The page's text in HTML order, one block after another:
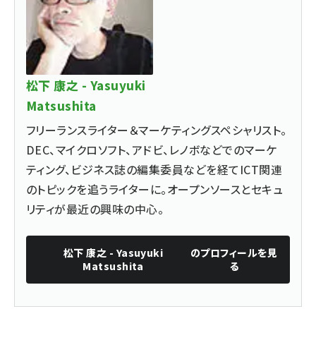
松下 康之 - Yasuyuki
Matsushita
フリーランスライター＆マーケティングスペシャリスト。
DEC、マイクロソフト、アドビ、レノボなどでのマーケ
ティング、ビジネス誌の編集委員などを経てICT関連
のトピックを追うライターに。オープンソースとセキュ
リティが最近の興味の中心。
松下 康之 - Yasuyuki
Matsushita
のプロフィールを見
る